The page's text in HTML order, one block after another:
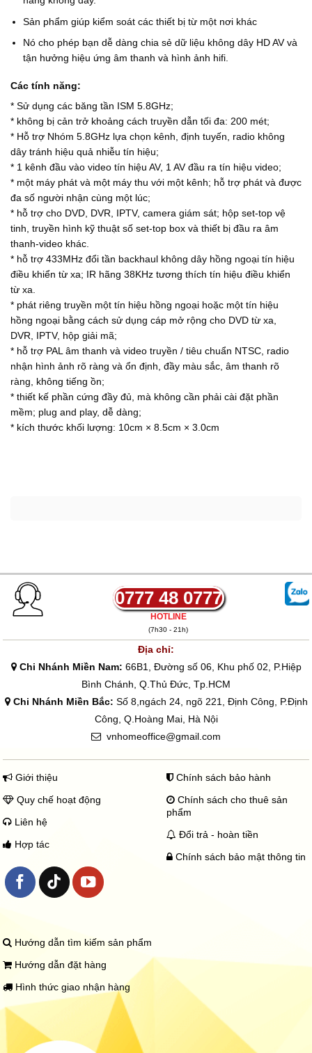
Sản phẩm giúp kiểm soát các thiết bị từ một nơi khác
Nó cho phép bạn dễ dàng chia sẻ dữ liệu không dây HD AV và
tận hưởng hiệu ứng âm thanh và hình ảnh hifi.
Các tính năng:
* Sử dụng các băng tần ISM 5.8GHz;
* không bị cản trở khoảng cách truyền dẫn tối đa: 200 mét;
* Hỗ trợ Nhóm 5.8GHz lựa chọn kênh, định tuyến, radio không
dây tránh hiệu quả nhiễu tín hiệu;
* 1 kênh đầu vào video tín hiệu AV, 1 AV đầu ra tín hiệu video;
* một máy phát và một máy thu với một kênh; hỗ trợ phát và được
đa số người nhận cùng một lúc;
* hỗ trợ cho DVD, DVR, IPTV, camera giám sát; hộp set-top vệ
tinh, truyền hình kỹ thuật số set-top box và thiết bị đầu ra âm
thanh-video khác.
* hỗ trợ 433MHz đổi tần backhaul không dây hồng ngoại tín hiệu
điều khiển từ xa; IR hãng 38KHz tương thích tín hiệu điều khiển
từ xa.
* phát riêng truyền một tín hiệu hồng ngoại hoặc một tín hiệu
hồng ngoại bằng cách sử dụng cáp mở rộng cho DVD từ xa,
DVR, IPTV, hộp giải mã;
* hỗ trợ PAL âm thanh và video truyền / tiêu chuẩn NTSC, radio
nhận hình ảnh rõ ràng và ổn định, đầy màu sắc, âm thanh rõ
ràng, không tiếng ồn;
* thiết kế phần cứng đầy đủ, mà không cần phải cài đặt phần
mềm; plug and play, dễ dàng;
* kích thước khối lượng: 10cm × 8.5cm × 3.0cm
0777 48 0777
HOTLINE
(7h30 - 21h)
Địa chỉ:
Chi Nhánh Miền Nam: 66B1, Đường số 06, Khu phố 02, P.Hiệp
Bình Chánh, Q.Thủ Đức, Tp.HCM
Chi Nhánh Miền Bắc: Số 8,ngách 24, ngõ 221, Định Công, P.Định
Công, Q.Hoàng Mai, Hà Nội
vnhomeoffice@gmail.com
Giới thiệu
Quy chế hoạt động
Liên hệ
Hợp tác
Chính sách bảo hành
Chính sách cho thuê sản
phẩm
Đổi trả - hoàn tiền
Chính sách bảo mật thông tin
Hướng dẫn tìm kiếm sản phẩm
Hướng dẫn đặt hàng
Hình thức giao nhận hàng